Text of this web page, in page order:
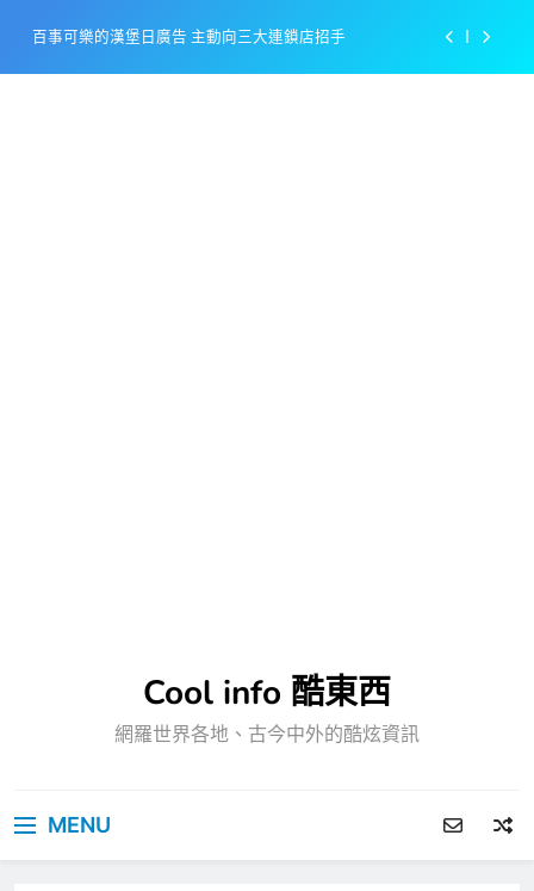
content
百事可樂的漢堡日廣告 主動向三大連鎖店招手
Cool info 酷東西
網羅世界各地、古今中外的酷炫資訊
MENU